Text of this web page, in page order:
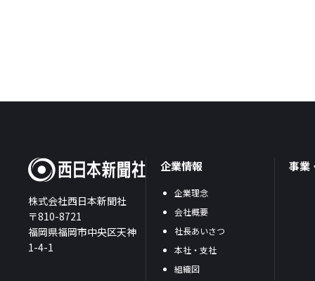
株式会社西日本新聞社
〒810-8721
福岡県福岡市中央区天神
1-4-1
企業情報
企業理念
会社概要
社長あいさつ
本社・支社
組織図
事業